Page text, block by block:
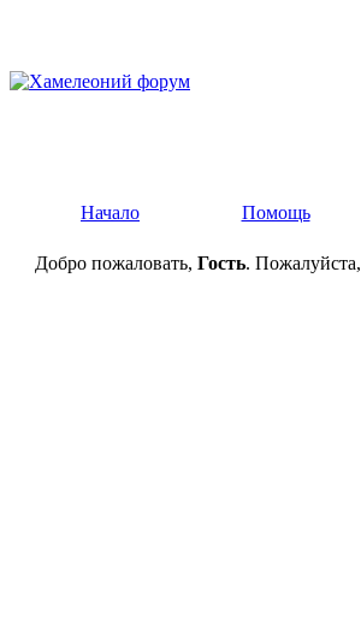
Начало Помощь
Добро пожаловать, Гость. Пожалуйста,